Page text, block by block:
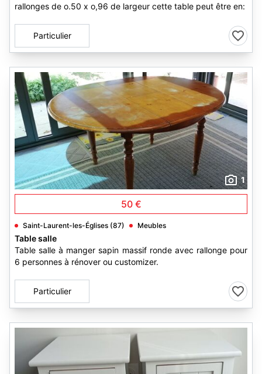
rallonges de o.50 x o,96 de largeur cette table peut être en:
Particulier
1
50 €
Saint-Laurent-les-Églises (87) Meubles
Table salle
Table salle à manger sapin massif ronde avec rallonge pour
6 personnes à rénover ou customizer.
Particulier